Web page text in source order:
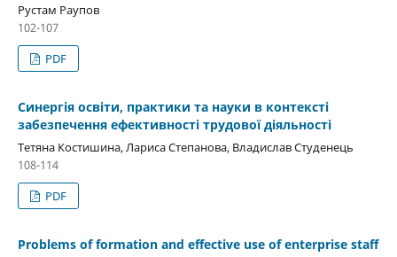
Рустам Раупов
102-107
PDF
Синергія освіти, практики та науки в контексті
забезпечення ефективності трудової діяльності
Тетяна Костишина, Лариса Степанова, Владислав Студенець
108-114
PDF
Problems of formation and effective use of enterprise staff